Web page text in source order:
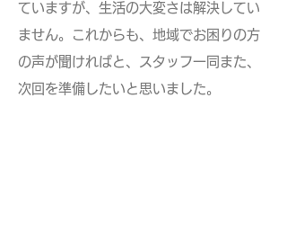
ていますが、生活の大変さは解決してい
ません。これからも、地域でお困りの方
の声が聞ければと、スタッフ一同また、
次回を準備したいと思いました。